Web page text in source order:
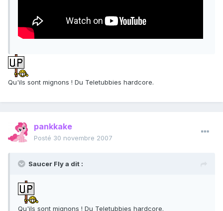
Qu'ils sont mignons ! Du Teletubbies hardcore.
pankkake
Posté 30 novembre 2007
Saucer Fly a dit :
Qu'ils sont mignons ! Du Teletubbies hardcore.